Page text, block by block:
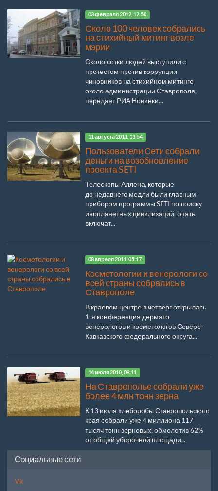
03 февраля 2012, 12:50
Около 100 человек собрались
на стихийный митинг возле
мэрии
Около сотки людей выступили с
протестом против коррупции
чиновников на стихийном митинге
около администрации Ставрополя,
передает РИА Новинки...
11 августа 2011, 13:54
Пользователи Сети собрали
деньги на возобновление
проекта SETI
Телескопы Аллена, которые
до недавнего медли были главным
прибором программы SETI по поиску
инопланетных цивилизаций, опять
включат...
08 апреля 2011, 05:17
Косметологии и венерологи со
всей страны собрались в
Ставрополе
В краевом центре в четверг открылась
1-я конференция дермато-
венерологов и косметологов Северо-
Кавказского федерального округа...
14 июля 2010, 09:11
На Ставрополье собрали уже
более 4 млн тонн зерна
К 13 июля хлеборобы Ставропольского
края собрали уже 4 миллиона 117
тысяч тонн зерновых, обмолотив 62%
от общей уборочной площади...
Социальные сети
Vk